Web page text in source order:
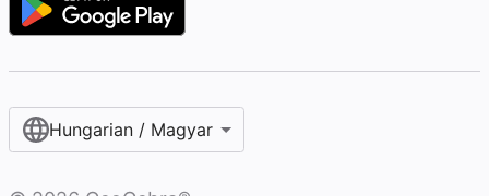
Hungarian / Magyar‎